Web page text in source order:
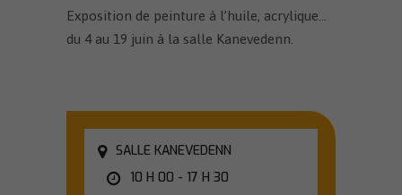
Exposition de peinture à l’huile, acrylique…
du 4 au 19 juin à la salle Kanevedenn.
SALLE KANEVEDENN
10 H 00 - 17 H 30